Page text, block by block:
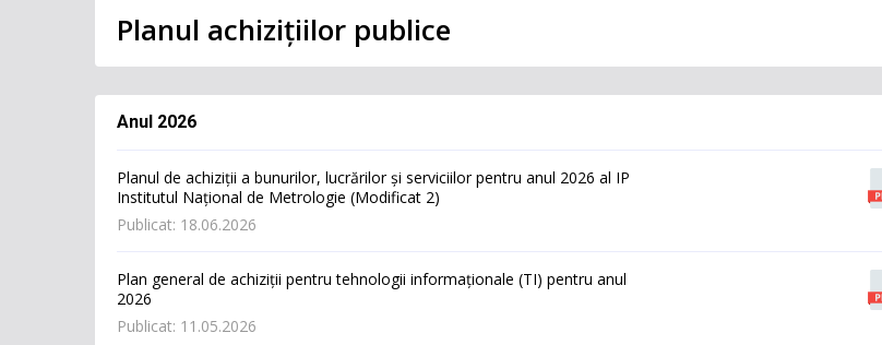
Planul achizițiilor publice
Anul 2026
Planul de achiziții а bunurilоr, lucrărilоr și serviciilor pentru аnul 2026 al IP
Institutul Național de Metrologie (Modificat 2)
Publicat: 18.06.2026
Plan general de achiziții pentru tehnologii informaționale (TI) pentru аnul
2026
Publicat: 11.05.2026